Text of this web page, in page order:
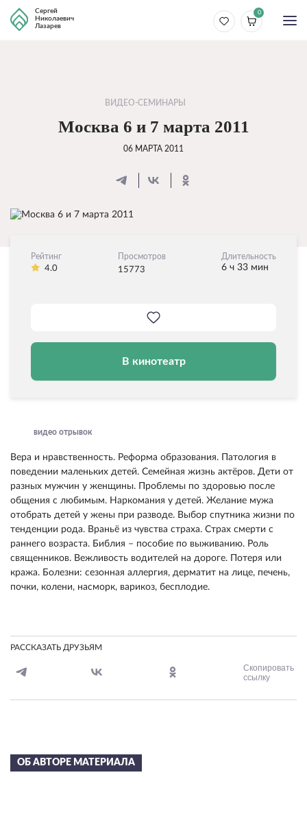
Сергей
Николаевич
Лазарев
0
ВИДЕО-СЕМИНАРЫ
Москва 6 и 7 марта 2011
06 МАРТА 2011
Рейтинг
4.0
Просмотров
15773
Длительность
6 ч 33 мин
В кинотеатр
видео отрывок
Вера и нравственность. Реформа образования. Патология в
поведении маленьких детей. Семейная жизнь актёров. Дети от
разных мужчин у женщины. Проблемы по здоровью после
общения с любимым. Наркомания у детей. Желание мужа
отобрать детей у жены при разводе. Выбор спутника жизни по
тенденции рода. Враньё из чувства страха. Страх смерти с
раннего возраста. Библия – пособие по выживанию. Роль
священников. Вежливость водителей на дороге. Потеря или
кража. Болезни: сезонная аллергия, дерматит на лице, печень,
почки, колени, насморк, варикоз, бесплодие.
РАССКАЗАТЬ ДРУЗЬЯМ
Скопировать
ссылку
ОБ АВТОРЕ МАТЕРИАЛА